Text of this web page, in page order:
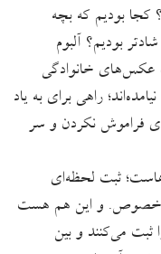
کجا بودیم که بچه
بودیم؟ آلبوم
عکس‌های خانوادگی
راهی برای به یاد
فراموش نکردن و سر
ثبت لحظه‌ای
و این هم هست
ثبت می‌کنند و بین